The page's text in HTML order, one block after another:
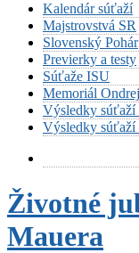
Kalendár súťaží
Majstrovstvá SR
Slovenský Pohár
Previerky a testy
Súťaže ISU
Memoriál
Výsledky súťaží
Výsledky súťaží
Životné
Mauera